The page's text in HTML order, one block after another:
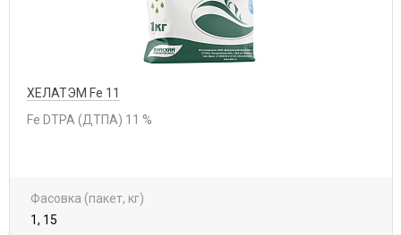
ХЕЛАТЭМ Fe 11
Fe DTPA (ДТПА) 11 %
Фасовка (пакет, кг)
1, 15